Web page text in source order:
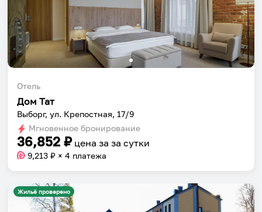
Отель
Дом Тат
Выборг, ул. Крепостная, 17/9
Мгновенное бронирование
36,852 ₽ цена за за сутки
9,213 ₽ × 4 платежа
Жильё проверено